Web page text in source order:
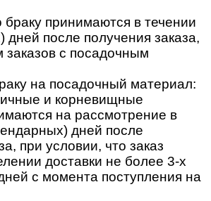
браку принимаются в течении
дней после получения заказа,
заказов с посадочным
на посадочный материал:
и корневищные
на рассмотрение в
дней после
при условии, что заказ
доставки не более 3-х
с момента поступления на